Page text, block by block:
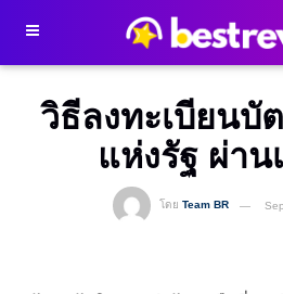
วิธีลงทะเบียนบั
แห่งรัฐ ผ่าน
โดย Team BR